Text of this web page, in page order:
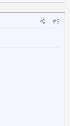
#9